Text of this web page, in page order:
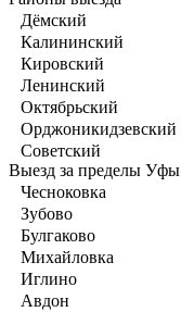
Дёмский
Калининский
Кировский
Ленинский
Октябрьский
Орджоникидзевский
Советский
Выезд за пределы Уфы
Чесноковка
Зубово
Булгаково
Михайловка
Иглино
Авдон